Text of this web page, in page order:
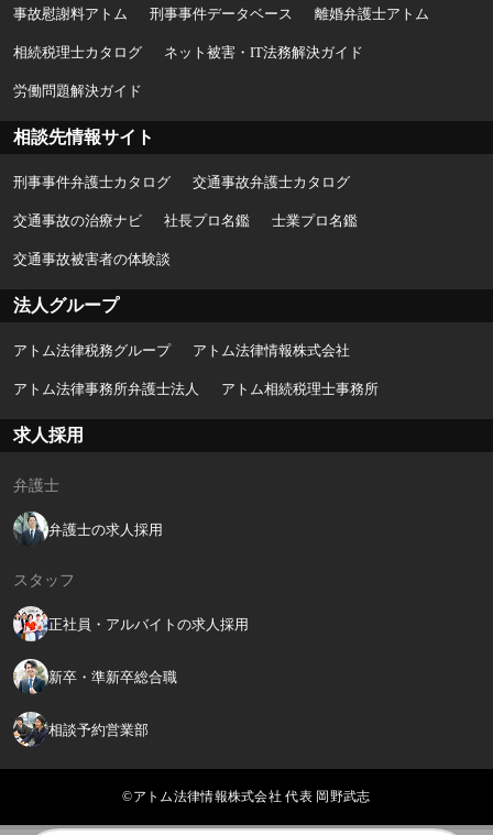
事故慰謝料アトム 刑事事件データベース 離婚弁護士アトム
相続税理士カタログ ネット被害・IT法務解決ガイド
労働問題解決ガイド
相談先情報サイト
刑事事件弁護士カタログ 交通事故弁護士カタログ
交通事故の治療ナビ 社長プロ名鑑 士業プロ名鑑
交通事故被害者の体験談
法人グループ
アトム法律税務グループ アトム法律情報株式会社
アトム法律事務所弁護士法人 アトム相続税理士事務所
求人採用
弁護士
弁護士の求人採用
スタッフ
正社員・アルバイトの求人採用
新卒・準新卒総合職
相談予約営業部
©アトム法律情報株式会社 代表 岡野武志